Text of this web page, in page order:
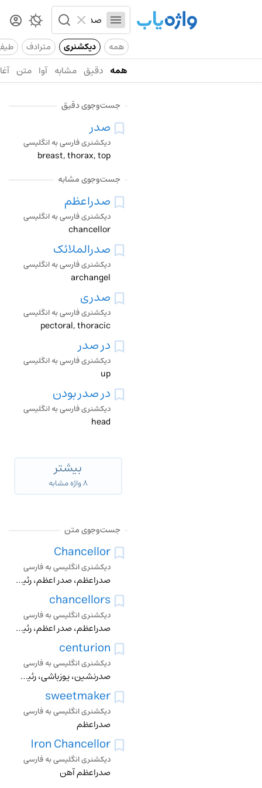
همه دیکشنری مترادف
همه دقیق مشابه آوا متن
جست‌وجوی دقیق
صدر
دیکشنری فارسی به انگلیسی
breast, thorax, top
جست‌وجوی مشابه
صدراعظم
دیکشنری فارسی به انگلیسی
chancellor
صدرالملائک
دیکشنری فارسی به انگلیسی
archangel
صدری
دیکشنری فارسی به انگلیسی
pectoral, thoracic
در صدر
دیکشنری فارسی به انگلیسی
up
در صدر بودن
دیکشنری فارسی به انگلیسی
head
بیشتر
۸ واژه مشابه
جست‌وجوی متن
Chancellor
دیکشنری انگلیسی به فارسی
صدراعظم، صدر اعظم، رئيس دانشگاه
chancellors
دیکشنری انگلیسی به فارسی
صدراعظم، صدر اعظم، رئيس دانشگاه
centurion
دیکشنری انگلیسی به فارسی
صدرنشین، یوزباشی، رئيس دسته صد نفر
sweetmaker
دیکشنری انگلیسی به فارسی
صدراعظم
Iron Chancellor
دیکشنری انگلیسی به فارسی
صدراعظم آهن